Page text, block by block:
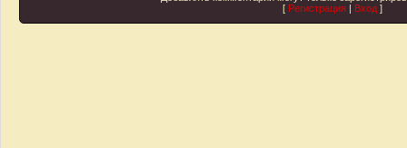
[ Регистрация | Вход ]